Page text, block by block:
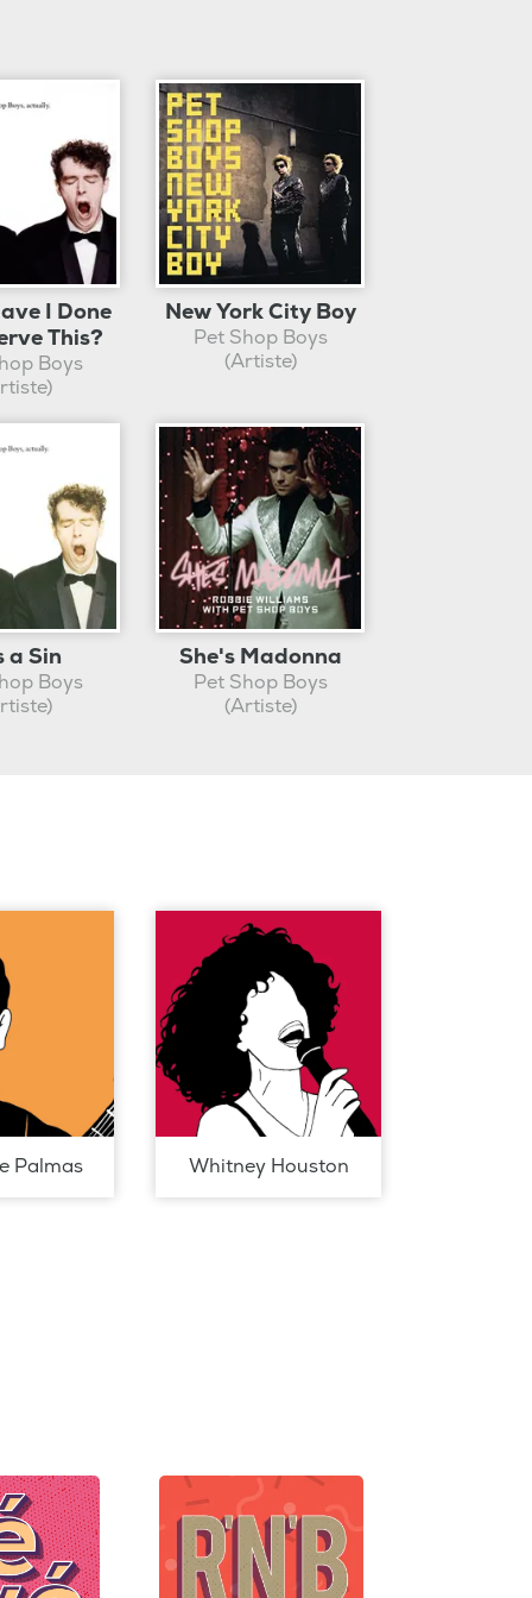
I Done
This?
Boys
New York City Boy
Pet Shop Boys
(Artiste)
a Sin
Boys
She's Madonna
Pet Shop Boys
(Artiste)
Palmas Whitney Houston